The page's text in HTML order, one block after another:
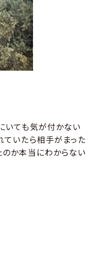
いても気が付かない
ていたら相手がまった
のか本当にわからない